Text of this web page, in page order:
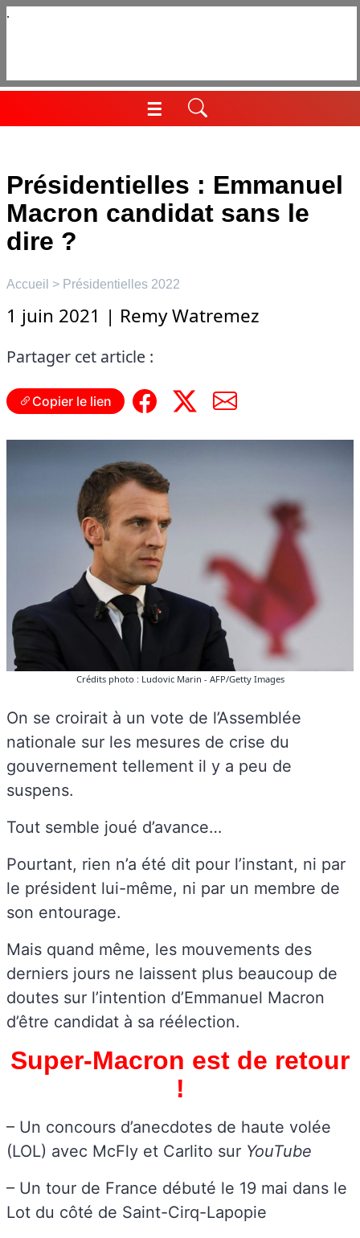
Aller
☰
Menu
Présidentielles : Emmanuel
Macron candidat sans le
dire ?
Accueil > Présidentielles 2022
1 juin 2021 | Remy Watremez
Partager cet article :
Copier le lien
Crédits photo : Ludovic Marin - AFP/Getty Images
On se croirait à un vote de l’Assemblée
nationale sur les mesures de crise du
gouvernement tellement il y a peu de
suspens.
Tout semble joué d’avance…
Pourtant, rien n’a été dit pour l’instant, ni par
le président lui-même, ni par un membre de
son entourage.
Mais quand même, les mouvements des
derniers jours ne laissent plus beaucoup de
doutes sur l’intention d’Emmanuel Macron
d’être candidat à sa réélection.
Super-Macron est de retour
!
– Un concours d’anecdotes de haute volée
(LOL) avec McFly et Carlito sur YouTube
– Un tour de France débuté le 19 mai dans le
Lot du côté de Saint-Cirq-Lapopie